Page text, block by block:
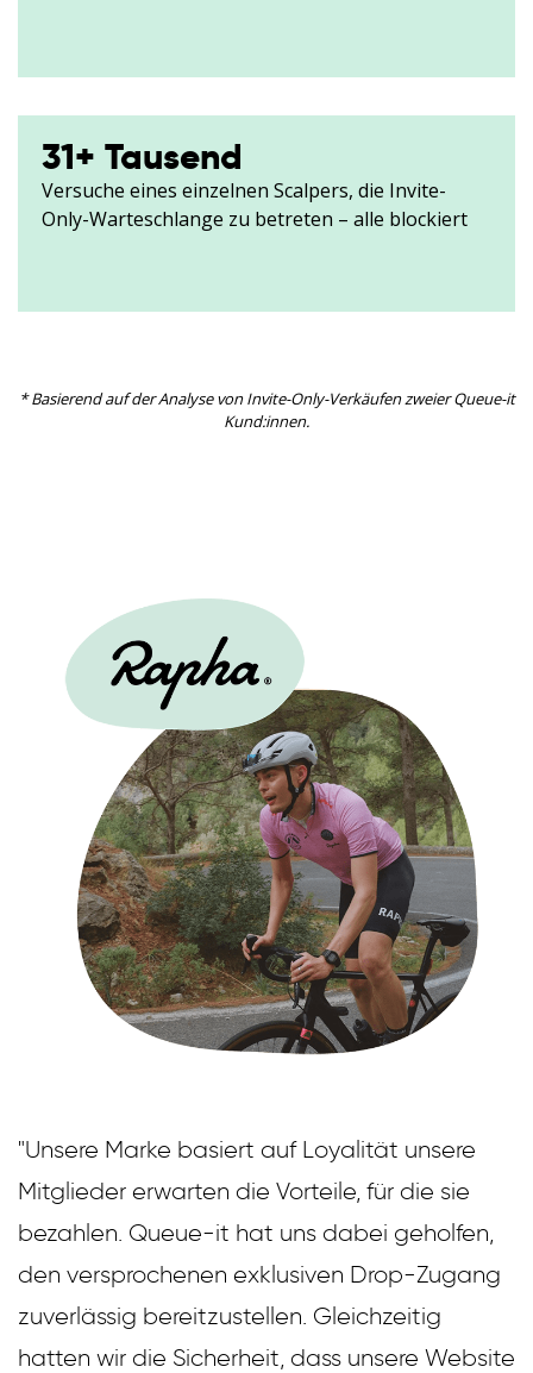
31+ Tausend
Versuche eines einzelnen Scalpers, die Invite-
Only-Warteschlange zu betreten – alle blockiert
* Basierend auf der Analyse von Invite-Only-Verkäufen zweier Queue-it
Kund:innen.
"Unsere Marke basiert auf Loyalität unsere
Mitglieder erwarten die Vorteile, für die sie
bezahlen. Queue-it hat uns dabei geholfen,
den versprochenen exklusiven Drop-Zugang
zuverlässig bereitzustellen. Gleichzeitig
hatten wir die Sicherheit, dass unsere Website